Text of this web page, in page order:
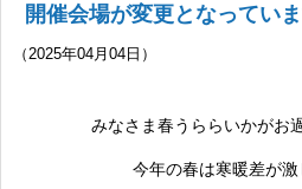
開催会場が変更となっていま
（2025年04月04日）
みなさま春うららいかがお
今年の春は寒暖差が激